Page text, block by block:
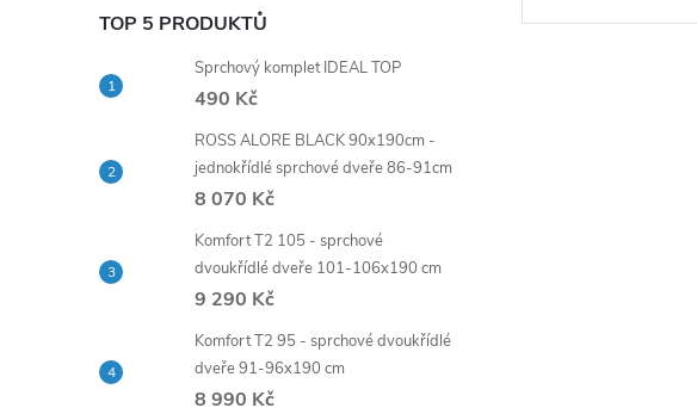
TOP 5 PRODUKTŮ
Sprchový komplet IDEAL TOP
490 Kč
ROSS ALORE BLACK 90x190cm -
jednokřídlé sprchové dveře 86-91cm
8 070 Kč
Komfort T2 105 - sprchové
dvoukřídlé dveře 101-106x190 cm
9 290 Kč
Komfort T2 95 - sprchové dvoukřídlé
dveře 91-96x190 cm
8 990 Kč